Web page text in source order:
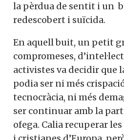
la pèrdua de sentit i un
redescobert i suïcida.
En aquell buit, un petit
compromeses,
activistes va decidir que
podia ser ni més
tecnocràcia, ni més
ser continuar amb la
ofega. Calia recuperar